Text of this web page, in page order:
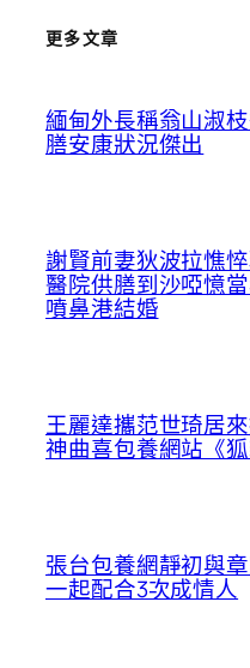
更多文章
緬甸外長稱翁山淑
膳安康狀況傑出
謝賢前妻狄波拉憔
醫院供膳到沙啞憶
噴鼻港結婚
王麗達攜范世琦居
神曲喜包養網站《狐
張台包養網靜初與
一起配合3次成情人